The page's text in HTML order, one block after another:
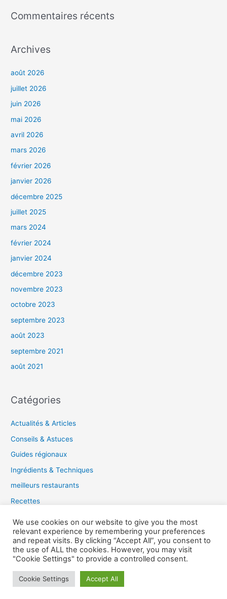
Commentaires récents
Archives
août 2026
juillet 2026
juin 2026
mai 2026
avril 2026
mars 2026
février 2026
janvier 2026
décembre 2025
juillet 2025
mars 2024
février 2024
janvier 2024
décembre 2023
novembre 2023
octobre 2023
septembre 2023
août 2023
septembre 2021
août 2021
Catégories
Actualités & Articles
Conseils & Astuces
Guides régionaux
Ingrédients & Techniques
meilleurs restaurants
Recettes
Copyright © 2026 Guide du Gourmet |
We use cookies on our website to give you the most
relevant experience by remembering your preferences
and repeat visits. By clicking “Accept All”, you consent to
the use of ALL the cookies. However, you may visit
"Cookie Settings" to provide a controlled consent.
Cookie Settings Accept All